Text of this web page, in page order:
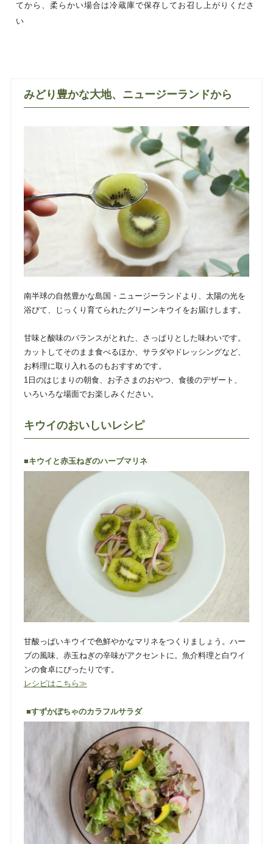
てから、柔らかい場合は冷蔵庫で保存してお召し上がりくださ
い
みどり豊かな大地、ニュージーランドから
南半球の自然豊かな島国・ニュージーランドより、太陽の光を
浴びて、じっくり育てられたグリーンキウイをお届けします。
甘味と酸味のバランスがとれた、さっぱりとした味わいです。
カットしてそのまま食べるほか、サラダやドレッシングなど、
お料理に取り入れるのもおすすめです。
1日のはじまりの朝食、お子さまのおやつ、食後のデザート、
いろいろな場面でお楽しみください。
キウイのおいしいレシピ
■キウイと赤玉ねぎのハーブマリネ
甘酸っぱいキウイで色鮮やかなマリネをつくりましょう。ハー
ブの風味、赤玉ねぎの辛味がアクセントに。魚介料理と白ワイ
ンの食卓にぴったりです。
レシピはこちら≫
■すずかぼちゃのカラフルサラダ